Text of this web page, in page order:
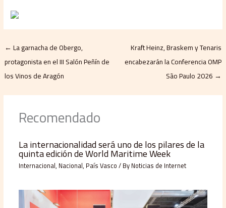
←La garnacha de Obergo,
protagonista en el III Salón Peñín de
los Vinos de Aragón
Kraft Heinz, Braskem y Tenaris
encabezarán la Conferencia OMP
São Paulo 2026 →
Recomendado
La internacionalidad será uno de los pilares de la
quinta edición de World Maritime Week
Internacional, Nacional, País Vasco/ ByNoticias de Internet